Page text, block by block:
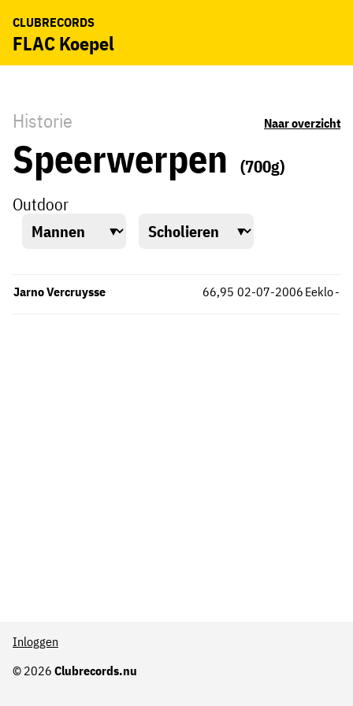
CLUBRECORDS
FLAC Koepel
Historie Naar overzicht
Speerwerpen
(700g)
Outdoor
Jarno Vercruysse Eeklo
66,95 -
02-07-2006
© 2026 Clubrecords.nu
Inloggen